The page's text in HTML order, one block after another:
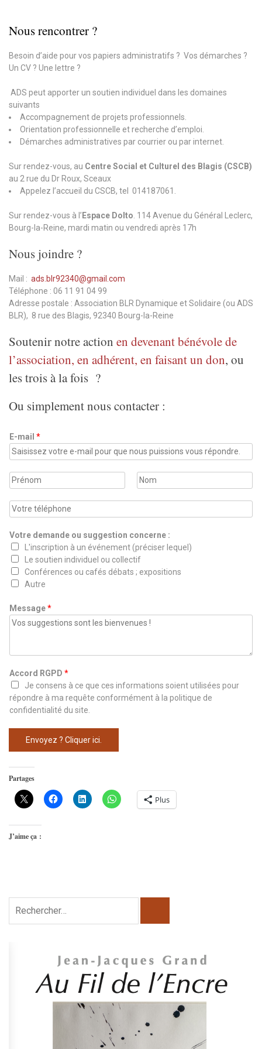
Nous rencontrer ?
Besoin d’aide pour vos papiers administratifs ? Vos démarches ?
Un CV ? Une lettre ?
ADS peut apporter un soutien individuel dans les domaines
suivants
Accompagnement de projets professionnels.
Orientation professionnelle et recherche d’emploi.
Démarches administratives par courrier ou par internet.
Sur rendez-vous, au Centre Social et Culturel des Blagis (CSCB)
au 2 rue du Dr Roux, Sceaux
Appelez l’accueil du CSCB, tel 014187061.
Sur rendez-vous à l’ Espace Dolto. 114 Avenue du Général Leclerc,
Bourg-la-Reine, mardi matin ou vendredi après 17h
Nous joindre ?
Mail : ads.blr92340@gmail.com
Téléphone : 06 11 91 04 99
Adresse postale : Association BLR Dynamique et Solidaire (ou ADS
BLR), 8 rue des Blagis, 92340 Bourg-la-Reine
Soutenir notre action en devenant bénévole de
l’association, en adhérent, en faisant un don, ou
les trois à la fois ?
Ou simplement nous contacter :
E-mail *
N
o
m
r
o
m
o
T
é
l
é
p
h
o
e
A
c
c
o
r
R
G
P
V
t
r
e
Votre demande ou suggestion concerne :
L'inscription à un événement (préciser lequel)
Le soutien individuel ou collectif
Conférences ou cafés débats ; expositions
Autre
Message*
Accord RGPD *
Je consens à ce que ces informations soient utilisées pour
répondre à ma requête conformément à la politique de
confidentialité du site.
Envoyez ? Cliquer ici.
Partages
Plus
J’aime ça :